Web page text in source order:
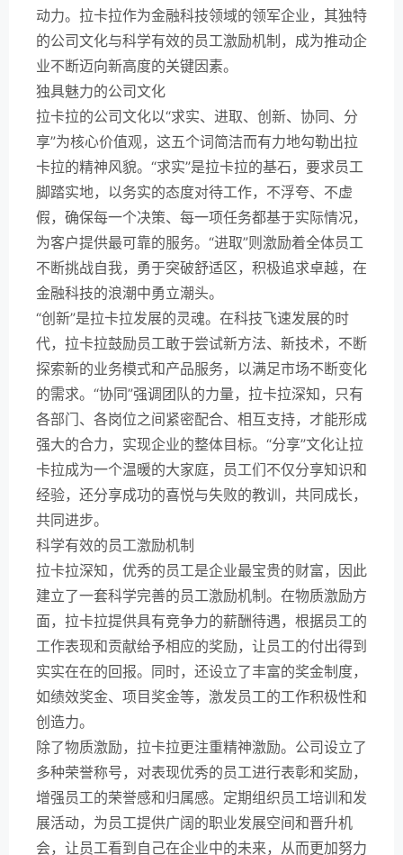
动力。拉卡拉作为金融科技领域的领军企业，其独特
的公司文化与科学有效的员工激励机制，成为推动企
业不断迈向新高度的关键因素。
独具魅力的公司文化
拉卡拉的公司文化以“求实、进取、创新、协同、分
享”为核心价值观，这五个词简洁而有力地勾勒出拉
卡拉的精神风貌。“求实”是拉卡拉的基石，要求员工
脚踏实地，以务实的态度对待工作，不浮夸、不虚
假，确保每一个决策、每一项任务都基于实际情况，
为客户提供最可靠的服务。“进取”则激励着全体员工
不断挑战自我，勇于突破舒适区，积极追求卓越，在
金融科技的浪潮中勇立潮头。
“创新”是拉卡拉发展的灵魂。在科技飞速发展的时
代，拉卡拉鼓励员工敢于尝试新方法、新技术，不断
探索新的业务模式和产品服务，以满足市场不断变化
的需求。“协同”强调团队的力量，拉卡拉深知，只有
各部门、各岗位之间紧密配合、相互支持，才能形成
强大的合力，实现企业的整体目标。“分享”文化让拉
卡拉成为一个温暖的大家庭，员工们不仅分享知识和
经验，还分享成功的喜悦与失败的教训，共同成长，
共同进步。
科学有效的员工激励机制
拉卡拉深知，优秀的员工是企业最宝贵的财富，因此
建立了一套科学完善的员工激励机制。在物质激励方
面，拉卡拉提供具有竞争力的薪酬待遇，根据员工的
工作表现和贡献给予相应的奖励，让员工的付出得到
实实在在的回报。同时，还设立了丰富的奖金制度，
如绩效奖金、项目奖金等，激发员工的工作积极性和
创造力。
除了物质激励，拉卡拉更注重精神激励。公司设立了
多种荣誉称号，对表现优秀的员工进行表彰和奖励，
增强员工的荣誉感和归属感。定期组织员工培训和发
展活动，为员工提供广阔的职业发展空间和晋升机
会，让员工看到自己在企业中的未来，从而更加努力